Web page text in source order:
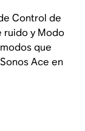
Control de
ruido y Modo
que
Ace en